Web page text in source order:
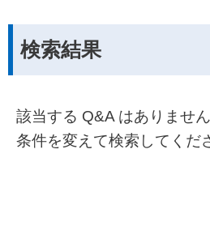
検索結果
該当する Q&A はありません
条件を変えて検索してくだ